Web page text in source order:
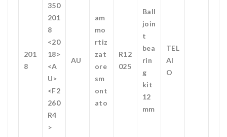
201
8
350
201
8
<20
18>
<A
U>
<F2
260
R4
>
AU
am
mo
rtiz
zat
ore
sm
ont
ato
R12
025
Ball
join
t
bea
rin
g
kit
12
mm
TEL
AI
O